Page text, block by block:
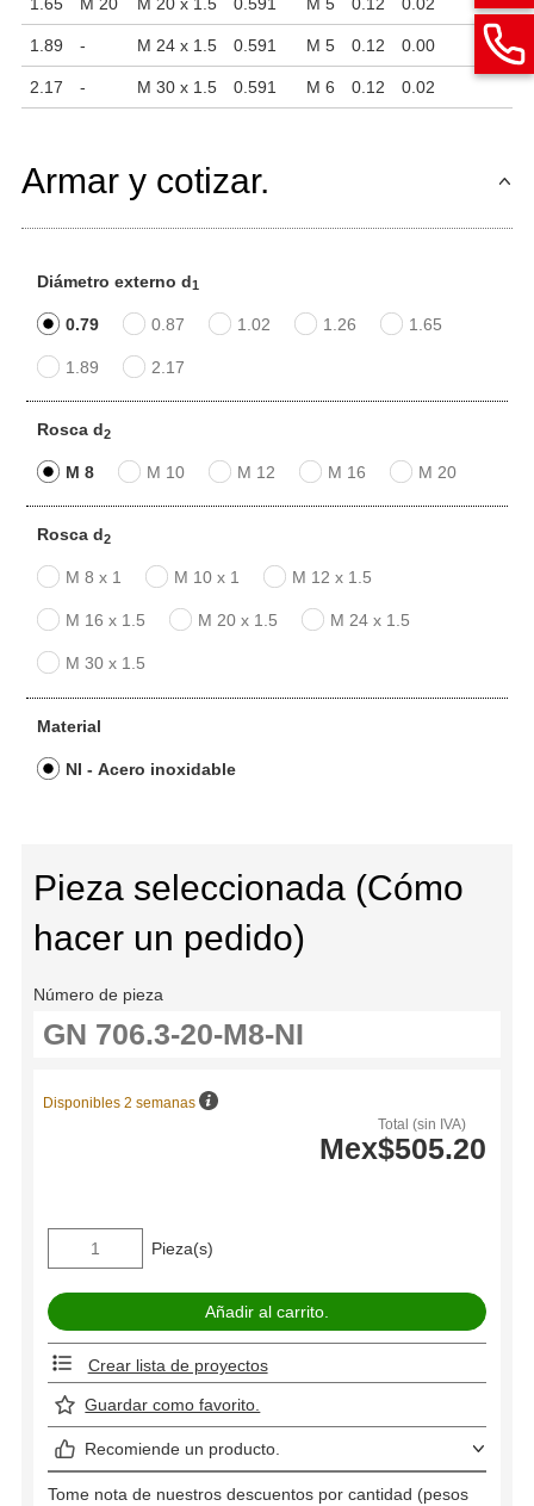
1.89 - M 24 x 1.5 0.591 M 5 0.12 0.00
2.17 - M 30 x 1.5 0.591 M 6 0.12 0.02
Armar y cotizar.
Diámetro externo d1
0.79 0.87 1.02 1.26 1.65
1.89 2.17
Rosca d2
M 8 M 10 M 12 M 16 M 20
Rosca d2
M 8 x 1 M 10 x 1 M 12 x 1.5
M 16 x 1.5 M 20 x 1.5 M 24 x 1.5
M 30 x 1.5
Material
NI - Acero inoxidable
Pieza seleccionada (Cómo
hacer un pedido)
Número de pieza
Total (sin IVA)
Mex$505.20
Disponibles 2 semanas
Pieza(s)
Crear lista de proyectos
Guardar como favorito.
Recomiende un producto.
Tome nota de nuestros descuentos por cantidad (pesos